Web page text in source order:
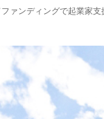
ファンディングで起業家